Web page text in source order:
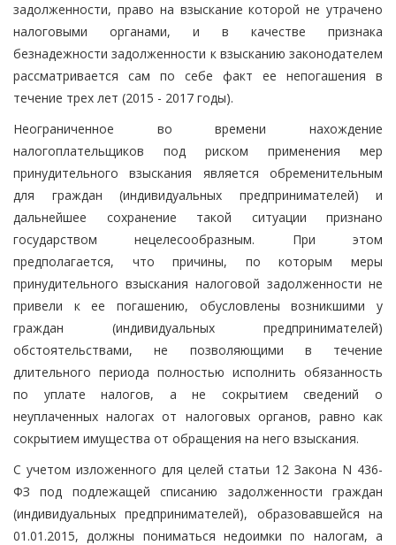
задолженности, право на взыскание которой не утрачено
налоговыми органами, и в качестве признака
безнадежности задолженности к взысканию законодателем
рассматривается сам по себе факт ее непогашения в
течение трех лет (2015 - 2017 годы).
Неограниченное во времени нахождение
налогоплательщиков под риском применения мер
принудительного взыскания является обременительным
для граждан (индивидуальных предпринимателей) и
дальнейшее сохранение такой ситуации признано
государством нецелесообразным. При этом
предполагается, что причины, по которым меры
принудительного взыскания налоговой задолженности не
привели к ее погашению, обусловлены возникшими у
граждан (индивидуальных предпринимателей)
обстоятельствами, не позволяющими в течение
длительного периода полностью исполнить обязанность
по уплате налогов, а не сокрытием сведений о
неуплаченных налогах от налоговых органов, равно как
сокрытием имущества от обращения на него взыскания.
С учетом изложенного для целей статьи 12 Закона N 436-
ФЗ под подлежащей списанию задолженности граждан
(индивидуальных предпринимателей), образовавшейся на
01.01.2015, должны пониматься недоимки по налогам, а